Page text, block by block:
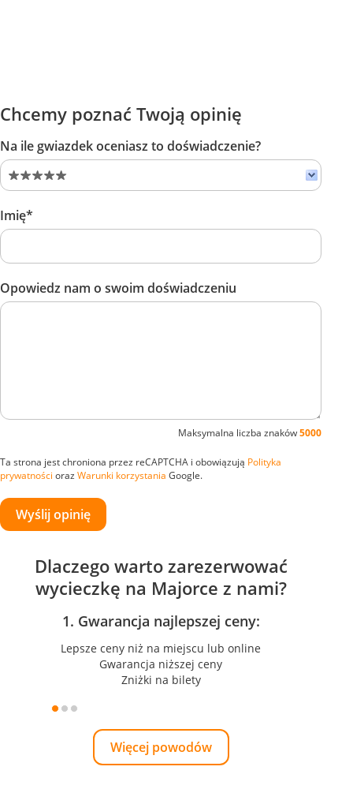
Chcemy poznać Twoją opinię
Na ile gwiazdek oceniasz to doświadczenie?
Imię*
Opowiedz nam o swoim doświadczeniu
Maksymalna liczba znaków5000
Ta strona jest chroniona przez reCAPTCHA i obowiązują Polityka
prywatności oraz Warunki korzystania Google.
Wyślij opinię
Dlaczego warto zarezerwować
wycieczkę na Majorce z nami?
1. Gwarancja najlepszej ceny:
Lepsze ceny niż na miejscu lub online
Gwarancja niższej ceny
Zniżki na bilety
Więcej powodów